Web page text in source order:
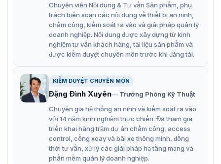
liên tục trong thời gian dài.
Đảm bảo an toàn: được bảo vệ chống ngắn mạch, quá
nhiệt và quá áp, bảo vệ quá xả, bảo vệ quá sạc, bảo vệ
quá dòng.
Đạt tiêu chuẩn quốc tế, đảm bảo tiêu chí chất lượng và
an toàn.
Không tháo rời, đâm thủng, sửa đổi, làm rơi, ném xuống
đất hoặc làm hỏng pin.
Hạn chế để pin thấm nước.
Chuyên viên Nội dung & Tư vấn Sản phẩm, phụ
trách biên soạn các nội dung về thiết bị an ninh,
chấm công, kiểm soát ra vào và giải pháp quản lý
doanh nghiệp. Nội dung được xây dựng từ kinh
nghiệm tư vấn khách hàng, tài liệu sản phẩm và
được kiểm duyệt chuyên môn trước khi đăng tải.
KIỂM DUYỆT CHUYÊN MÔN
Đặng Đình Xuyên
Trưởng Phòng Kỹ Thuật
Chuyên gia hệ thống an ninh và kiểm soát ra vào
với 14 năm kinh nghiệm thực chiến. Đã tham gia
triển khai hàng trăm dự án chấm công, access
control, cổng xoay và bãi xe thông minh, đồng
thời tư vấn, xử lý các giải pháp hạ tầng mạng và
phần mềm quản lý doanh nghiệp.